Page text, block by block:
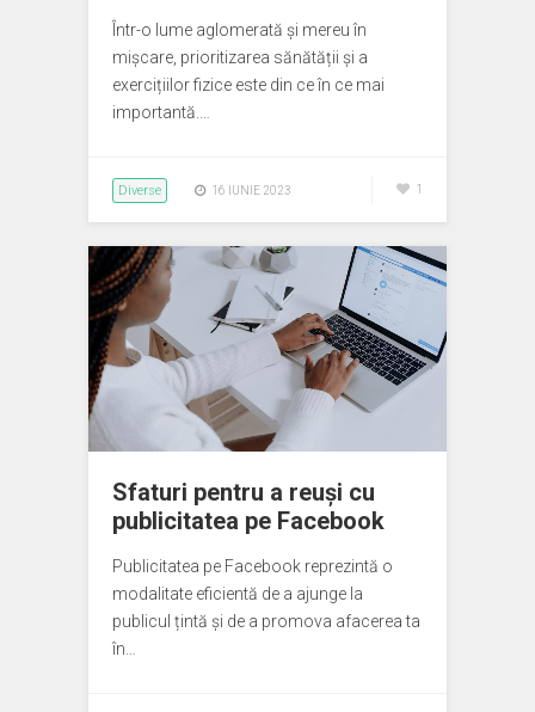
Într-o lume aglomerată și mereu în
mișcare, prioritizarea sănătății și a
exercițiilor fizice este din ce în ce mai
importantă.…
Diverse 16 IUNIE 2023 1
Sfaturi pentru a reuși cu
publicitatea pe Facebook
Publicitatea pe Facebook reprezintă o
modalitate eficientă de a ajunge la
publicul țintă și de a promova afacerea ta
în…